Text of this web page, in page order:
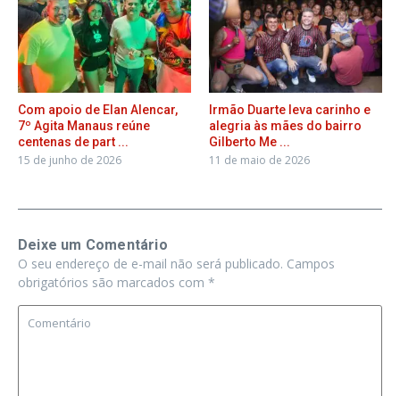
Com apoio de Elan Alencar,
7º Agita Manaus reúne
centenas de part ...
15 de junho de 2026
Irmão Duarte leva carinho e
alegria às mães do bairro
Gilberto Me ...
11 de maio de 2026
Deixe um Comentário
O seu endereço de e-mail não será publicado. Campos
obrigatórios são marcados com *